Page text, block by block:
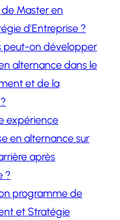
Master en
d’Entreprise ?
peut-on développer
alternance dans le
et de la
expérience
en alternance sur
après
?
programme de
et Stratégie